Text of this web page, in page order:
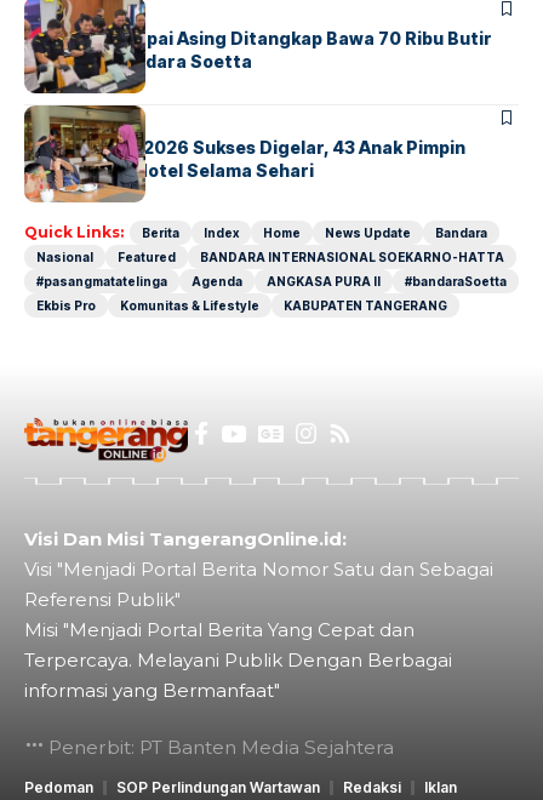
BANDARA BERITA
Kopilot Maskapai Asing Ditangkap Bawa 70 Ribu Butir
Ekstasi di Bandara Soetta
BERITAINDEX
GM For A Day 2026 Sukses Digelar, 43 Anak Pimpin
Operasional Hotel Selama Sehari
Quick Links: Berita Index Home News Update
Bandara
Nasional
Featured
BANDARA INTERNASIONAL SOEKARNO-HATTA
#pasangmatatelinga
Agenda ANGKASA PURA II
#bandaraSoetta
Ekbis Pro
Komunitas & Lifestyle KABUPATEN TANGERANG
Visi Dan Misi TangerangOnline.id:
Visi "Menjadi Portal Berita Nomor Satu dan Sebagai
Referensi Publik"
Misi "Menjadi Portal Berita Yang Cepat dan
Terpercaya. Melayani Publik Dengan Berbagai
informasi yang Bermanfaat"
Penerbit: PT Banten Media Sejahtera
Pedoman SOP Perlindungan Wartawan Redaksi Iklan